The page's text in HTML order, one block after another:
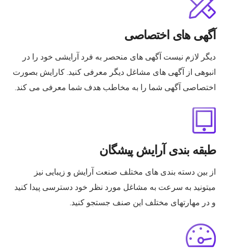
آگهی های اختصاصی
دیگر لازم نیست آگهی های منحصر به فرد آرایشی خود را در
انبوهی از آگهی های مشاغل دیگر معرفی کنید. کارایش بصورت
اختصاصی آگهی شما را به مخاطب هدف شما معرفی می کند.
طبقه بندی آرایش پیشگان
از بین دسته بندی های مختلف صنعت آرایش و زیبایی نیز
میتونید به سرعت به مشاغل مورد نظر خود دسترسی پیدا کنید
و در مهارتهای مختلف این صنف جستجو کنید.